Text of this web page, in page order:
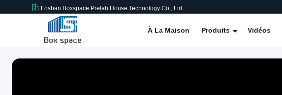
Foshan Boxspace Prefab House Technology Co., Ltd
À La Maison Produits Vidéos